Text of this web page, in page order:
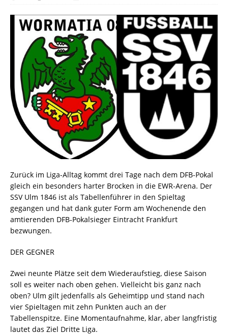
Zurück im Liga-Alltag kommt drei Tage nach dem DFB-Pokal
gleich ein besonders harter Brocken in die EWR-Arena. Der
SSV Ulm 1846 ist als Tabellenführer in den Spieltag
gegangen und hat dank guter Form am Wochenende den
amtierenden DFB-Pokalsieger Eintracht Frankfurt
bezwungen.
DER GEGNER
Zwei neunte Plätze seit dem Wiederaufstieg, diese Saison
soll es weiter nach oben gehen. Vielleicht bis ganz nach
oben? Ulm gilt jedenfalls als Geheimtipp und stand nach
vier Spieltagen mit zehn Punkten auch an der
Tabellenspitze. Eine Momentaufnahme, klar, aber langfristig
lautet das Ziel Dritte Liga.